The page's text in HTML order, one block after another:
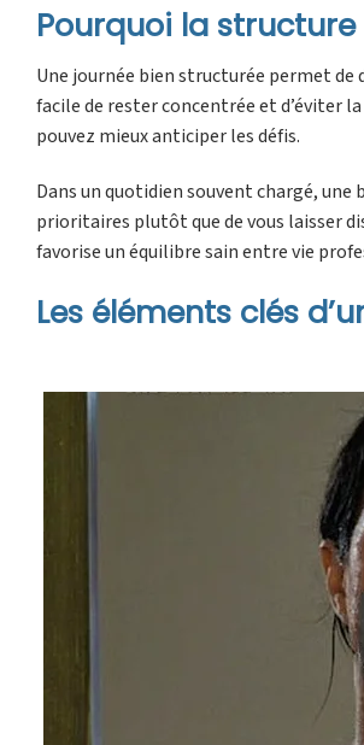
Pourquoi la
Une journée bien structurée permet de
facile de rester concentrée et d’éviter
pouvez mieux anticiper les défis.
Dans un quotidien souvent chargé,
prioritaires plutôt que de vous laisser
favorise un équilibre sain entre vie
Les éléments clés